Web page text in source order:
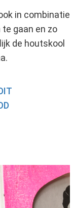
in combinatie
te gaan en zo
de houtskool